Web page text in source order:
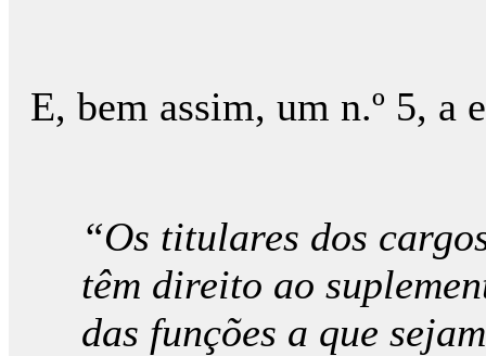
E, bem assim, um n.º 5, a
“Os titulares dos
têm direito ao
das funções a que